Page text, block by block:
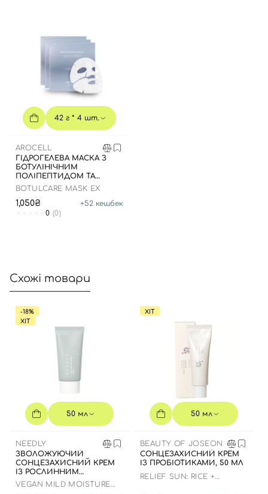
42 г * 4 шт.
AROCELL
ГІДРОГЕЛЕВА МАСКА З
БОТУЛІНІЧНИМ
ПОЛІПЕПТИДОМ ТА
КОЛАГЕНОМ, 42 Г * 4 ШТ -
BOTULCARE MASK EX
1,050₴ +52 кешбек
0 (0)
Схожі товари
-18%
ХІТ
50 мл
NEEDLY
ЗВОЛОЖУЮЧИЙ
СОНЦЕЗАХИСНИЙ КРЕМ
ІЗ РОСЛИННИМ
СКВАЛАНОМ ДО 23.03.2027
VEGAN MILD MOISTURE
ХІТ
50 мл
BEAUTY OF JOSEON
СОНЦЕЗАХИСНИЙ КРЕМ
ІЗ ПРОБІОТИКАМИ, 50 МЛ
RELIEF SUN: RICE +
Номер телефону
Увійти за допомогою e-mail